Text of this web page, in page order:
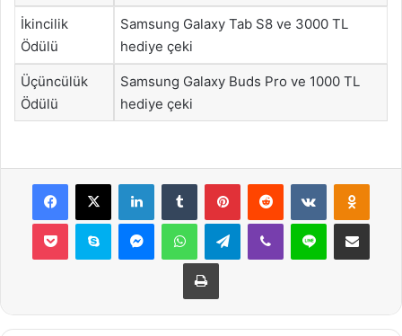
İkincilik
Ödülü
Samsung Galaxy Tab S8 ve 3000 TL
hediye çeki
Üçüncülük
Ödülü
Samsung Galaxy Buds Pro ve 1000 TL
hediye çeki
Facebook
X LinkedInTumblr PinterestReddit VKontakte
Pocket Skype MessengerWhatsAppTelegramViber Line E-Posta ile
Yazdır